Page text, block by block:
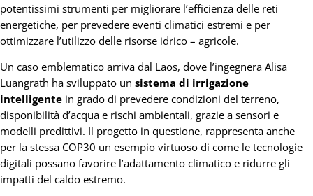
potentissimi strumenti per migliorare l’efficienza delle reti
energetiche, per prevedere eventi climatici estremi e per
ottimizzare l’utilizzo delle risorse idrico – agricole.
Un caso emblematico arriva dal Laos, dove l’ingegnera Alisa
Luangrath ha sviluppato un sistema di irrigazione
intelligente in grado di prevedere condizioni del terreno,
disponibilità d’acqua e rischi ambientali, grazie a sensori e
modelli predittivi. Il progetto in questione, rappresenta anche
per la stessa COP30 un esempio virtuoso di come le tecnologie
digitali possano favorire l’adattamento climatico e ridurre gli
impatti del caldo estremo.